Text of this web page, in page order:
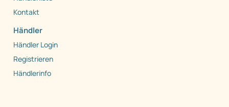
Kontakt
Händler
Händler Login
Registrieren
Händlerinfo